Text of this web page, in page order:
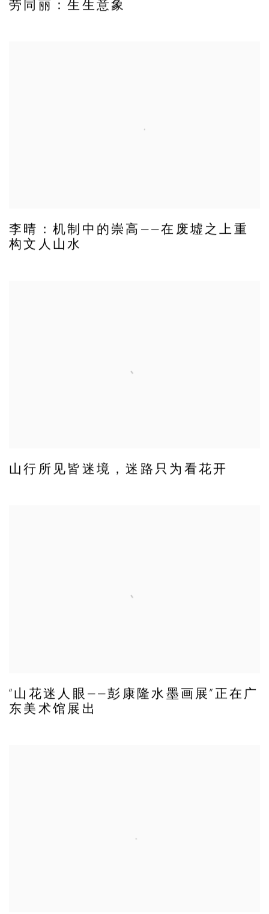
劳同丽：生生意象
李晴：机制中的崇高——在废墟之上重
构文人山水
山行所见皆迷境，迷路只为看花开
“山花迷人眼——彭康隆水墨画展”正在广
东美术馆展出